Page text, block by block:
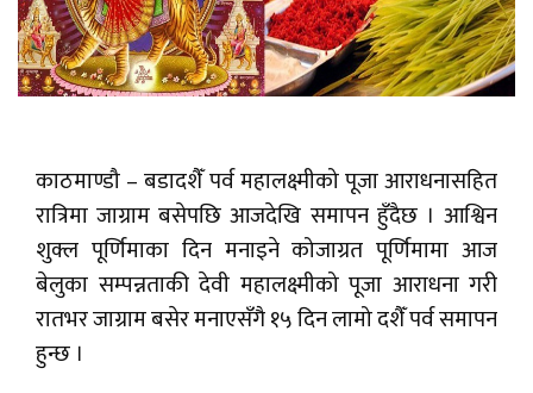
काठमाण्डौ – बडादशैँ पर्व महालक्ष्मीको पूजा आराधनासहित
रात्रिमा जाग्राम बसेपछि आजदेखि समापन हुँदैछ । आश्विन
शुक्ल पूर्णिमाका दिन मनाइने कोजाग्रत पूर्णिमामा आज
बेलुका सम्पन्नताकी देवी महालक्ष्मीको पूजा आराधना गरी
रातभर जाग्राम बसेर मनाएसँगै १५ दिन लामो दशैँ पर्व समापन
हुन्छ ।